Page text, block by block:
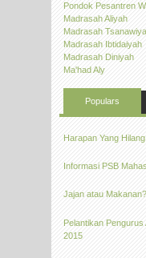
Pondok Pesantren
Madrasah Aliyah
Madrasah
Madrasah Ibtidaiyah
Madrasah Diniyah
Ma'had Aly
Populars
Harapan Yang Hilang
Informasi PSB
Jajan atau
Pelantikan
2015